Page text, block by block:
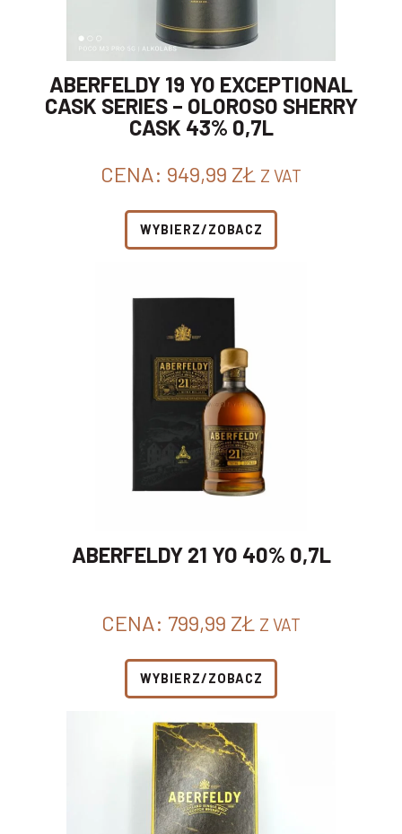
ABERFELDY 19 YO EXCEPTIONAL
CASK SERIES – OLOROSO SHERRY
CASK 43% 0,7L
CENA: 949,99 ZŁ Z VAT
WYBIERZ/ZOBACZ
ABERFELDY 21 YO 40% 0,7L
CENA: 799,99 ZŁ Z VAT
WYBIERZ/ZOBACZ